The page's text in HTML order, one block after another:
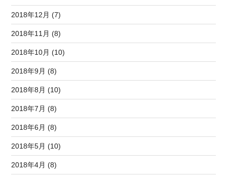
2018年12月 (7)
2018年11月 (8)
2018年10月 (10)
2018年9月 (8)
2018年8月 (10)
2018年7月 (8)
2018年6月 (8)
2018年5月 (10)
2018年4月 (8)